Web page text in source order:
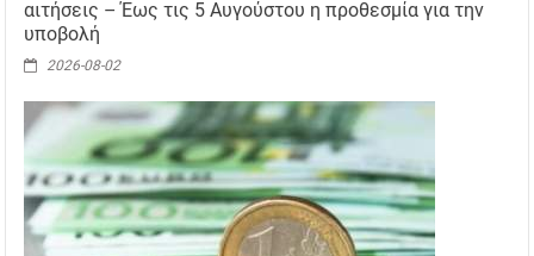
αιτήσεις – Έως τις 5 Αυγούστου η προθεσμία για την
υποβολή
2026-08-02